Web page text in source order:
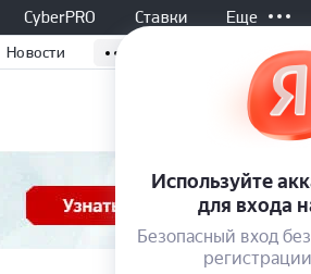
CyberPRO Ставки Еще
Новости